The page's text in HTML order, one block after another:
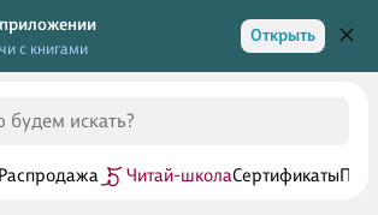
с книгами
Открыть
Распродажа Читай-школаСертификаты